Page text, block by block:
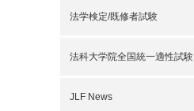
法学検定/既修者試験
法科大学院全国統一適性試験
JLF News